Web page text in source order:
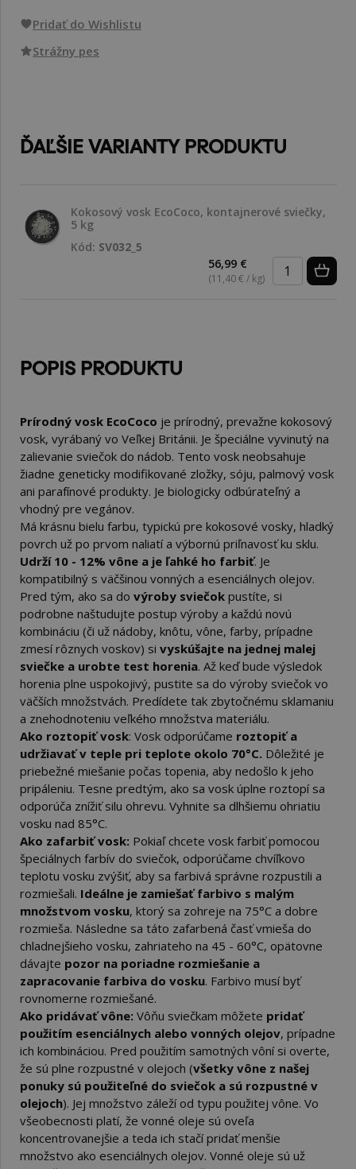
Pridať do Wishlistu
Strážny pes
ĎAĽŠIE VARIANTY PRODUKTU
Kokosový vosk EcoCoco, kontajnerové sviečky,
5 kg
Kód: SV032_5
56,99 €
(11,40 € / kg)
POPIS PRODUKTU
Prírodný vosk EcoCoco je prírodný, prevažne kokosový
vosk, vyrábaný vo Veľkej Británii. Je špeciálne vyvinutý na
zalievanie sviečok do nádob. Tento vosk neobsahuje
žiadne geneticky modifikované zložky, sóju, palmový vosk
ani parafínové produkty. Je biologicky odbúrateľný a
vhodný pre vegánov.
Má krásnu bielu farbu, typickú pre kokosové vosky, hladký
povrch už po prvom naliatí a výbornú priľnavosť ku sklu.
Udrží 10 - 12% vône a je ľahké ho farbiť. Je
kompatibilný s väčšinou vonných a esenciálnych olejov.
Pred tým, ako sa do výroby sviečok pustíte, si
podrobne naštudujte postup výroby a každú novú
kombináciu (či už nádoby, knôtu, vône, farby, prípadne
zmesí rôznych voskov) si vyskúšajte na jednej malej
sviečke a urobte test horenia. Až keď bude výsledok
horenia plne uspokojivý, pustite sa do výroby sviečok vo
väčších množstvách. Predídete tak zbytočnému sklamaniu
a znehodnoteniu veľkého množstva materiálu.
Ako roztopiť vosk: Vosk odporúčame roztopiť a
udržiavať v teple pri teplote okolo 70°C. Dôležité je
priebežné miešanie počas topenia, aby nedošlo k jeho
pripáleniu. Tesne predtým, ako sa vosk úplne roztopí sa
odporúča znížiť silu ohrevu. Vyhnite sa dlhšiemu ohriatiu
vosku nad 85°C.
Ako zafarbiť vosk: Pokiaľ chcete vosk farbiť pomocou
špeciálnych farbív do sviečok, odporúčame chvíľkovo
teplotu vosku zvýšiť, aby sa farbivá správne rozpustili a
rozmiešali. Ideálne je zamiešať farbivo s malým
množstvom vosku, ktorý sa zohreje na 75°C a dobre
rozmieša. Následne sa táto zafarbená časť vmieša do
chladnejšieho vosku, zahriateho na 45 - 60°C, opätovne
dávajte pozor na poriadne rozmiešanie a
zapracovanie farbiva do vosku. Farbivo musí byť
rovnomerne rozmiešané.
Ako pridávať vône: Vôňu sviečkam môžete pridať
použitím esenciálnych alebo vonných olejov, prípadne
ich kombináciou. Pred použitím samotných vôní si overte,
že sú plne rozpustné v olejoch (všetky vône z našej
ponuky sú použiteľné do sviečok a sú rozpustné v
olejoch). Jej množstvo záleží od typu použitej vône. Vo
všeobecnosti platí, že vonné oleje sú oveľa
koncentrovanejšie a teda ich stačí pridať menšie
množstvo ako esenciálnych olejov. Vonné oleje sú už